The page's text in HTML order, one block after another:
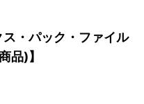
ス・パック・ファイル
品)】